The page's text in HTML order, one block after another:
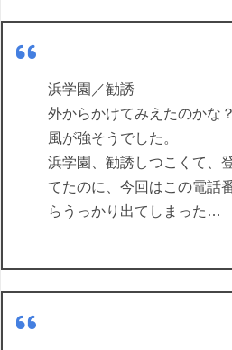
浜学園／勧誘
外からかけてみえたのかな
風が強そうでした。
浜学園、勧誘しつこくて、
てたのに、今回はこの電話
らうっかり出てしまった…